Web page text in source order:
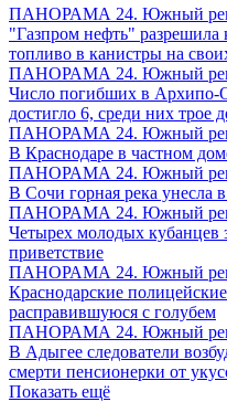
ПАНОРАМА 24. Южный
"Газпром нефть" разрешила
топливо в канистры на
ПАНОРАМА 24. Южный
Число погибших в Архипо-
достигло 6, среди них трое
ПАНОРАМА 24. Южный
В Краснодаре в частном
ПАНОРАМА 24. Южный
В Сочи горная река унесла
ПАНОРАМА 24. Южный
Четырех молодых кубанцев
приветствие
ПАНОРАМА 24. Южный
Краснодарские
расправившуюся с голубем
ПАНОРАМА 24. Южный
В Адыгее следователи
смерти пенсионерки от
Показать ещё